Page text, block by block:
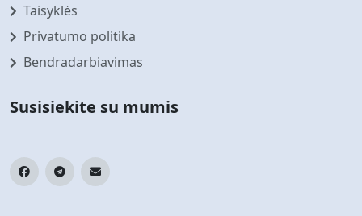
Taisyklės
Privatumo politika
Bendradarbiavimas
Susisiekite su mumis